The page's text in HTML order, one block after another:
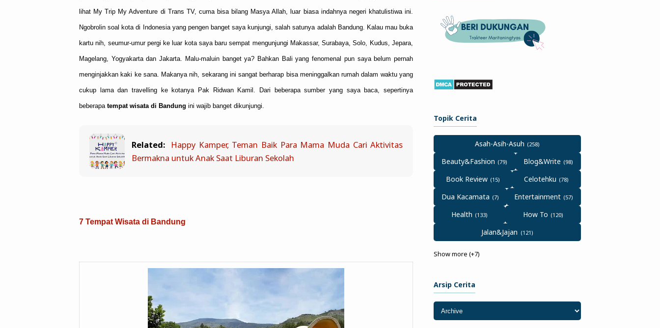
lihat My Trip My Adventure di Trans TV, cuma bisa bilang Masya Allah, luar biasa indahnya negeri khatulistiwa ini.
Ngobrolin soal kota di Indonesia yang pengen banget saya kunjungi, salah satunya adalah Bandung. Kalau mau buka
kartu nih, seumur-umur pergi ke luar kota saya baru sempat mengunjungi Makassar, Surabaya, Solo, Kudus, Jepara,
Magelang, Yogyakarta dan Jakarta. Malu-maluin banget ya? Bahkan Bali yang fenomenal pun saya belum pernah
menginjakkan kaki ke sana. Makanya nih, sekarang ini sangat berharap bisa meninggalkan rumah dalam waktu yang
cukup lama dan travelling ke kotanya Pak Ridwan Kamil. Dari beberapa sumber yang saya baca, sepertinya
beberapa tempat wisata di Bandung ini wajib banget dikunjungi.
Related:
Happy Kamper, Teman Baik Para Mama Muda Cari Aktivitas
Bermakna untuk Anak Saat Liburan Sekolah
7 Tempat Wisata di Bandung
Topik Cerita
Asah-Asih-Asuh
Beauty&Fashion
Blog&Write
Book Review
Celotehku
Dua Kacamata
Entertainment
Health
How To
Jalan&Jajan
Show more (+7)
Arsip Cerita